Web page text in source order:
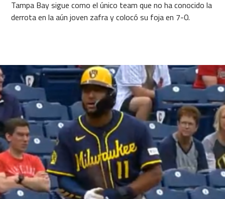
Tampa Bay sigue como el único team que no ha conocido la
derrota en la aún joven zafra y colocó su foja en 7-0.